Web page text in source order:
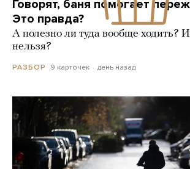
Говорят, баня помогает
Это правда?
А полезно ли туда вообще ходить?
нельзя?
РАЗБОР 9 карточек день назад